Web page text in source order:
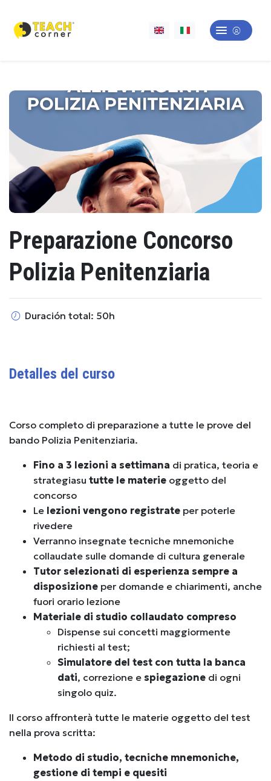
Preparazione Concorso
Polizia Penitenziaria
Duración total: 50h
Detalles del curso
Corso completo di preparazione a tutte le prove del
bando Polizia Penitenziaria.
Fino a 3 lezioni a settimana di pratica, teoria e
strategiasu tutte le materie oggetto del
concorso
Le lezioni vengono registrate per poterle
rivedere
Verranno insegnate tecniche mnemoniche
collaudate sulle domande di cultura generale
Tutor selezionati di esperienza sempre a
disposizione per domande e chiarimenti, anche
fuori orario lezione
Materiale di studio collaudato compreso
Dispense sui concetti maggiormente
richiesti al test;
Simulatore del test con tutta la banca
dati, correzione e spiegazione di ogni
singolo quiz.
Il corso affronterà tutte le materie oggetto del test
nella prova scritta:
Metodo di studio, tecniche mnemoniche,
gestione di tempi e quesiti